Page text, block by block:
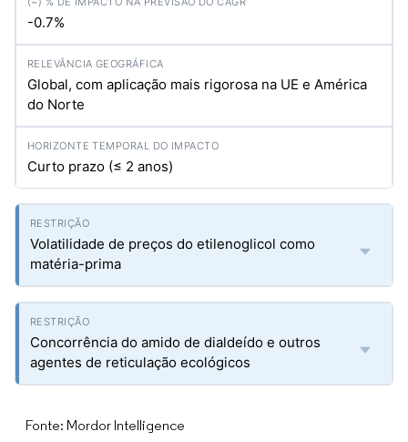
-0.7%
Global, com aplicação mais rigorosa na UE e América
do Norte
Curto prazo (≤ 2 anos)
Volatilidade de preços do etilenoglicol como
matéria-prima
Concorrência do amido de dialdeído e outros
agentes de reticulação ecológicos
Fonte: Mordor Intelligence